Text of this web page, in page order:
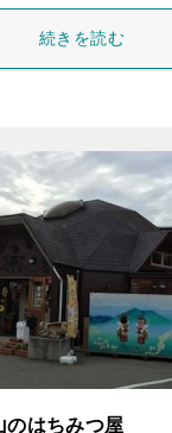
続きを読む
のはちみつ屋